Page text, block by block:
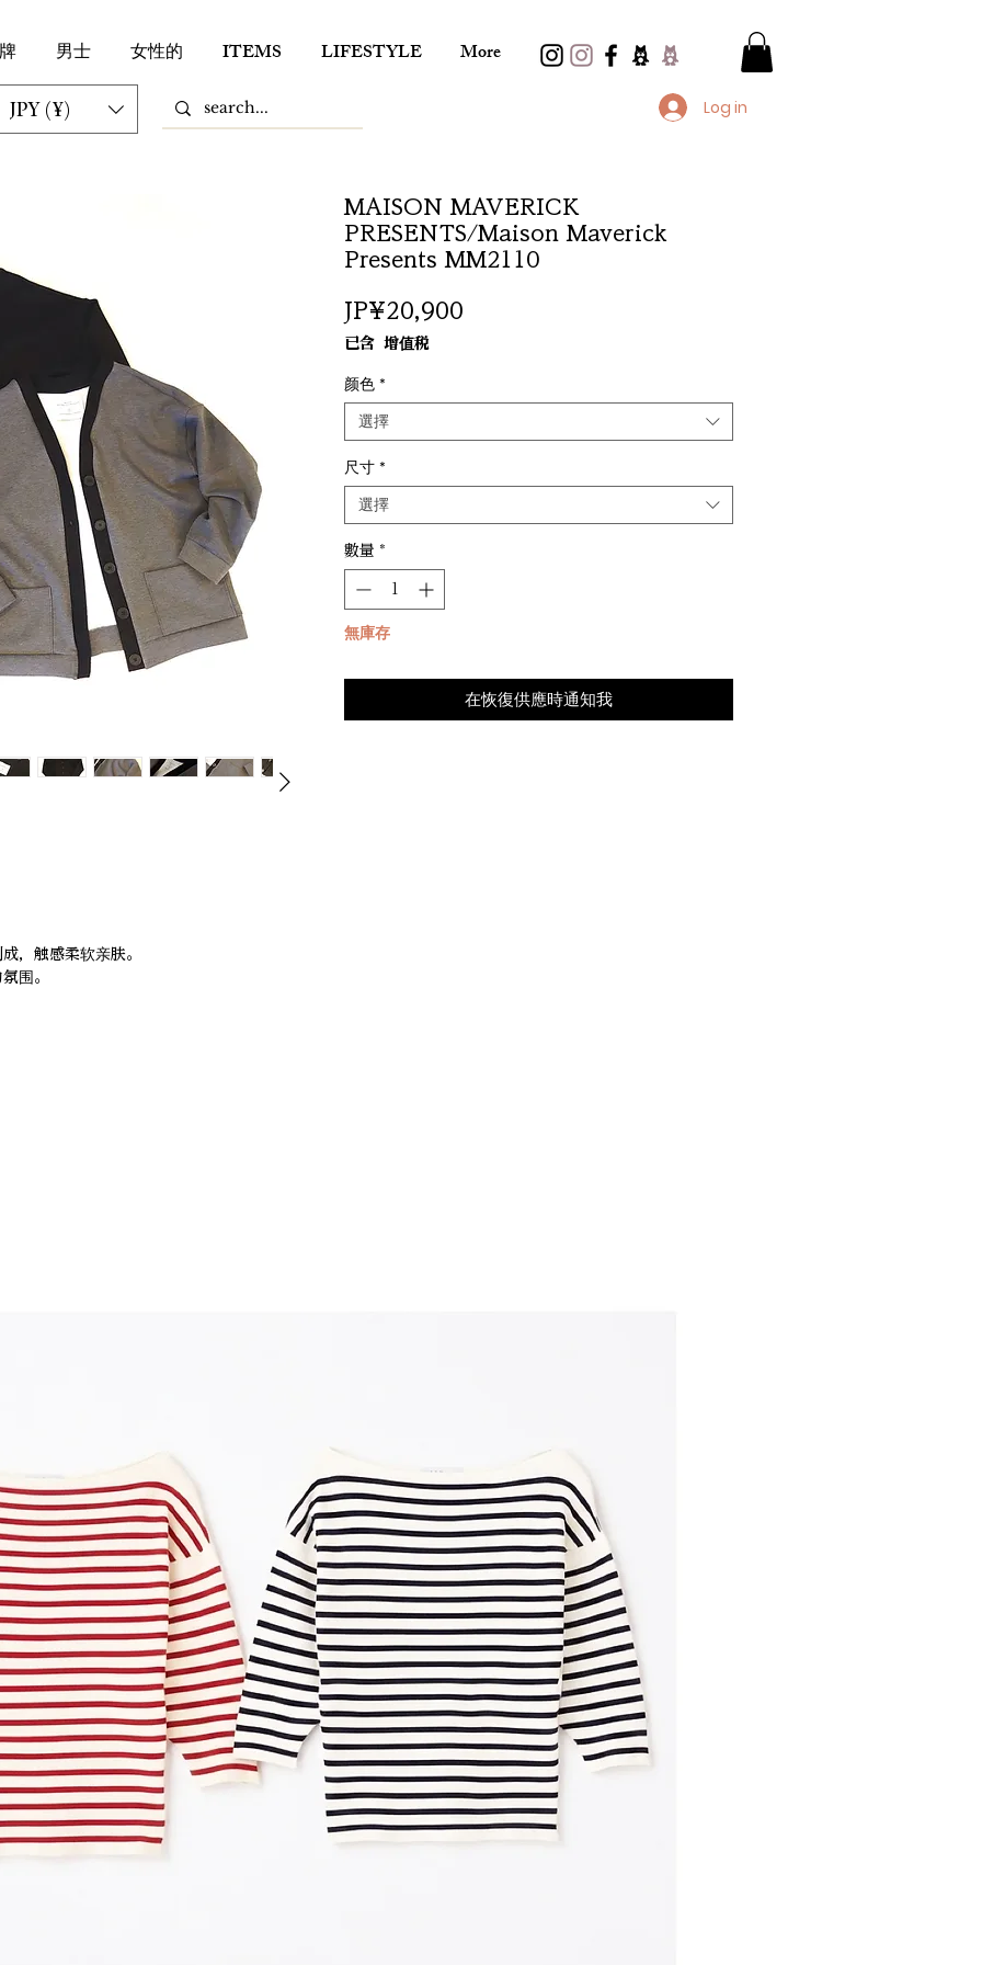
男士 女性的 ITEMS LIFESTYLE More
JPY (¥) Log in
，触感柔软亲肤。
围。
MAISON MAVERICK
PRESENTS/Maison Maverick
Presents MM2110
JP¥20,900
已含 增值税
颜色 *
選擇
尺寸 *
選擇
數量 *
無庫存
在恢復供應時通知我